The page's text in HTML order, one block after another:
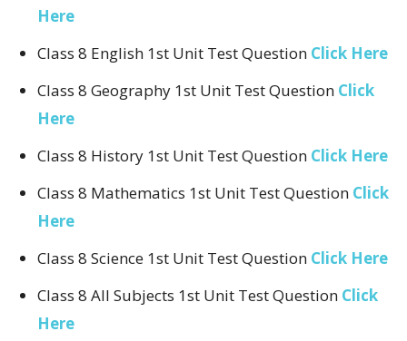
Here
Class 8 English 1st Unit Test Question Click Here
Class 8 Geography 1st Unit Test Question Click
Here
Class 8 History 1st Unit Test Question Click Here
Class 8 Mathematics 1st Unit Test Question Click
Here
Class 8 Science 1st Unit Test Question Click Here
Class 8 All Subjects 1st Unit Test Question Click
Here